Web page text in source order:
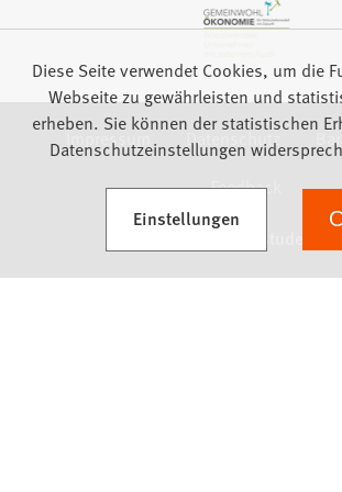
Impressum Datenschutz
Feedback
Diese Seite verwendet Cookies, um die
Webseite zu gewährleisten und
erheben. Sie können der statistischen
Datenschutzeinstellungen
Einstellungen
(Öffnet in einem neuen Tab)